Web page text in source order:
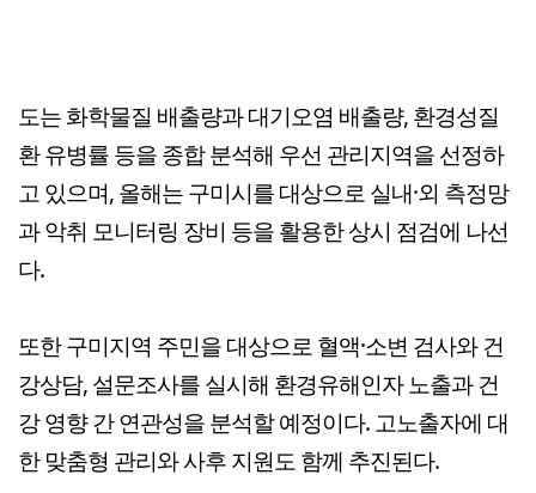
도는 화학물질 배출량과 대기오염 배출량, 환경성질
환 유병률 등을 종합 분석해 우선 관리지역을 선정하
고 있으며, 올해는 구미시를 대상으로 실내·외 측정망
과 악취 모니터링 장비 등을 활용한 상시 점검에 나선
다.
또한 구미지역 주민을 대상으로 혈액·소변 검사와 건
강상담, 설문조사를 실시해 환경유해인자 노출과 건
강 영향 간 연관성을 분석할 예정이다. 고노출자에 대
한 맞춤형 관리와 사후 지원도 함께 추진된다.